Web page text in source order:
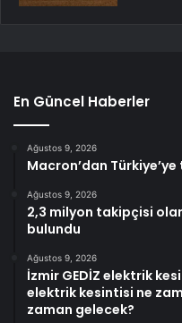
En Güncel Haberler
Ağustos 9, 2026
Macron’dan
Ağustos 9, 2026
2,3 milyon takipçisi
bulundu
Ağustos 9, 2026
İzmir GEDİZ elektrik
elektrik kesintisi ne
zaman gelecek?